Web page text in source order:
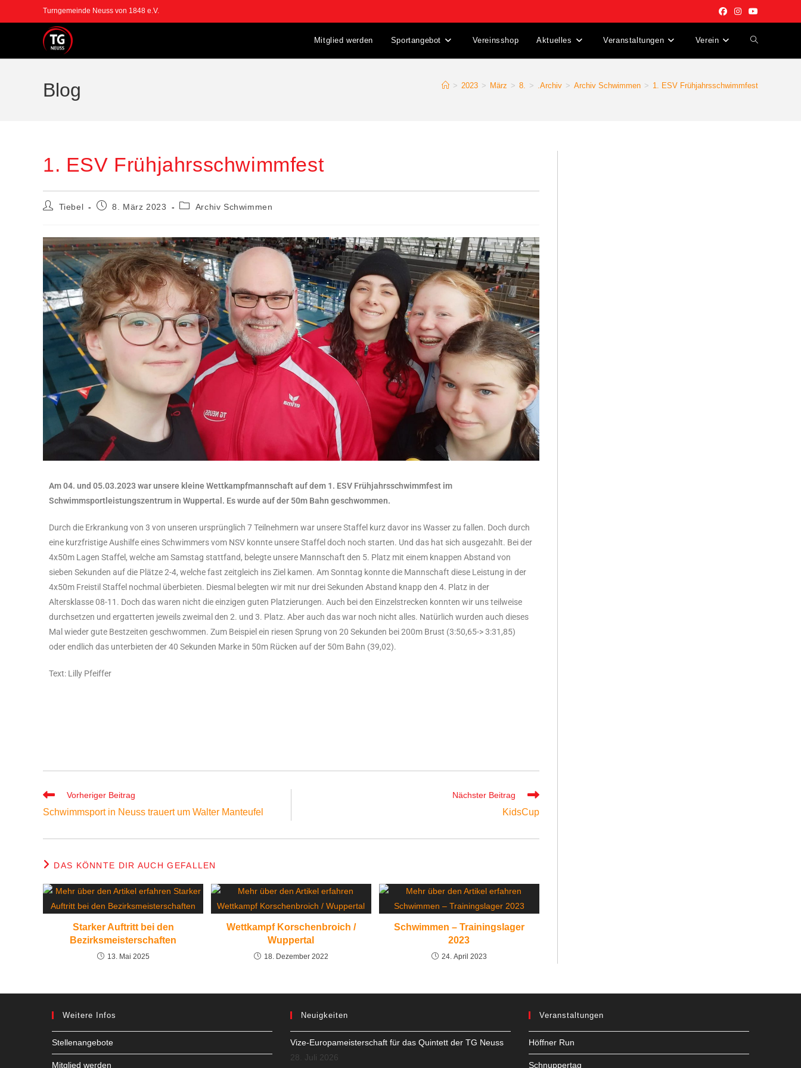
Turngemeinde Neuss von 1848 e.V.
Mitglied werden Sportangebot Vereinsshop Aktuelles Veranstaltungen Verein
Blog > 2023 > März > 8. > .Archiv > Archiv Schwimmen > 1. ESV Frühjahrsschwimmfest
1. ESV Frühjahrsschwimmfest
Tiebel 8. März 2023 Archiv Schwimmen
Am 04. und 05.03.2023 war unsere kleine Wettkampfmannschaft auf dem 1. ESV Frühjahrsschwimmfest im
Schwimmsportleistungszentrum in Wuppertal. Es wurde auf der 50m Bahn geschwommen.
Durch die Erkrankung von 3 von unseren ursprünglich 7 Teilnehmern war unsere Staffel kurz davor ins Wasser zu fallen. Doch durch
eine kurzfristige Aushilfe eines Schwimmers vom NSV konnte unsere Staffel doch noch starten. Und das hat sich ausgezahlt. Bei der
4x50m Lagen Staffel, welche am Samstag stattfand, belegte unsere Mannschaft den 5. Platz mit einem knappen Abstand von
sieben Sekunden auf die Plätze 2-4, welche fast zeitgleich ins Ziel kamen. Am Sonntag konnte die Mannschaft diese Leistung in der
4x50m Freistil Staffel nochmal überbieten. Diesmal belegten wir mit nur drei Sekunden Abstand knapp den 4. Platz in der
Altersklasse 08-11. Doch das waren nicht die einzigen guten Platzierungen. Auch bei den Einzelstrecken konnten wir uns teilweise
durchsetzen und ergatterten jeweils zweimal den 2. und 3. Platz. Aber auch das war noch nicht alles. Natürlich wurden auch dieses
Mal wieder gute Bestzeiten geschwommen. Zum Beispiel ein riesen Sprung von 20 Sekunden bei 200m Brust (3:50,65-> 3:31,85)
oder endlich das unterbieten der 40 Sekunden Marke in 50m Rücken auf der 50m Bahn (39,02).
Text: Lilly Pfeiffer
Vorheriger Beitrag
Schwimmsport in Neuss trauert um Walter Manteufel
Nächster Beitrag
KidsCup
DAS KÖNNTE DIR AUCH GEFALLEN
Starker Auftritt bei den
Bezirksmeisterschaften
13. Mai 2025
Wettkampf Korschenbroich /
Wuppertal
18. Dezember 2022
Schwimmen – Trainingslager
2023
24. April 2023
Weitere Infos
Stellenangebote
Mitglied werden
Neuigkeiten
Vize-Europameisterschaft für das Quintett der TG Neuss
28. Juli 2026
Veranstaltungen
Höffner Run
Schnuppertag